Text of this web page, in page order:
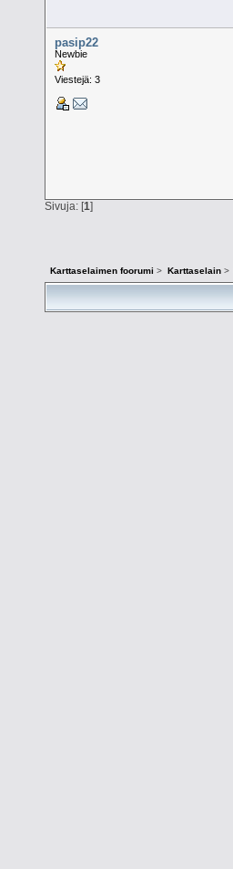
pasip22
Newbie
Viestejä: 3
Sivuja: [1]
Karttaselaimen foorumi > Karttaselain>